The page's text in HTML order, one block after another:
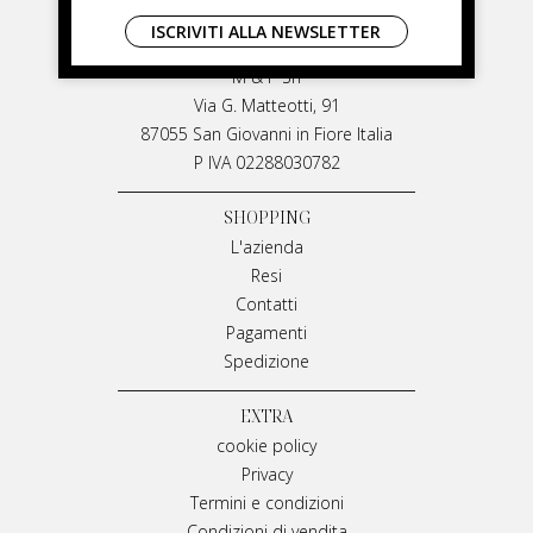
LIVIANA MIRARCHI
M & P Srl
Via G. Matteotti, 91
87055 San Giovanni in Fiore Italia
P IVA 02288030782
SHOPPING
L'azienda
Resi
Contatti
Pagamenti
Spedizione
EXTRA
cookie policy
Privacy
Termini e condizioni
ISCRIVITI ALLA NEWSLETTER